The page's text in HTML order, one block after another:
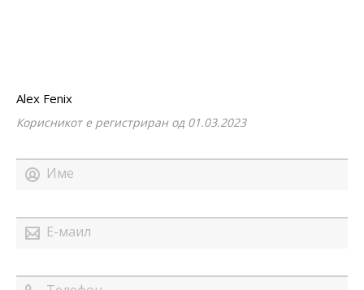
Alex Fenix
Корисникот е регистриран од 01.03.2023